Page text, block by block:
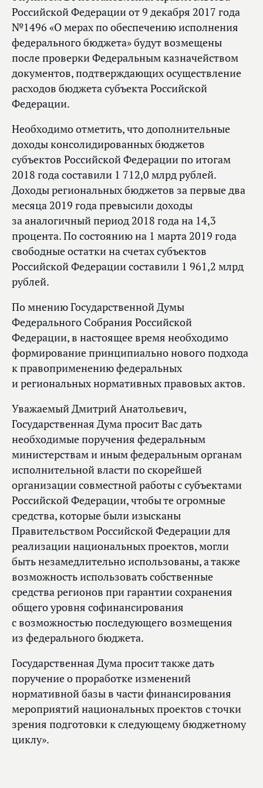
Российской Федерации от 9 декабря 2017 года
№1496 «О мерах по обеспечению исполнения
федерального бюджета» будут возмещены
после проверки Федеральным казначейством
документов, подтверждающих осуществление
расходов бюджета субъекта Российской
Федерации.
Необходимо отметить, что дополнительные
доходы консолидированных бюджетов
субъектов Российской Федерации по итогам
2018 года составили 1 712,0 млрд рублей.
Доходы региональных бюджетов за первые два
месяца 2019 года превысили доходы
за аналогичный период 2018 года на 14,3
процента. По состоянию на 1 марта 2019 года
свободные остатки на счетах субъектов
Российской Федерации составили 1 961,2 млрд
рублей.
По мнению Государственной Думы
Федерального Собрания Российской
Федерации, в настоящее время необходимо
формирование принципиально нового подхода
к правоприменению федеральных
и региональных нормативных правовых актов.
Уважаемый Дмитрий Анатольевич,
Государственная Дума просит Вас дать
необходимые поручения федеральным
министерствам и иным федеральным органам
исполнительной власти по скорейшей
организации совместной работы с субъектами
Российской Федерации, чтобы те огромные
средства, которые были изысканы
Правительством Российской Федерации для
реализации национальных проектов, могли
быть незамедлительно использованы, а также
возможность использовать собственные
средства регионов при гарантии сохранения
общего уровня софинансирования
с возможностью последующего возмещения
из федерального бюджета.
Государственная Дума просит также дать
поручение о проработке изменений
нормативной базы в части финансирования
мероприятий национальных проектов с точки
зрения подготовки к следующему бюджетному
циклу».